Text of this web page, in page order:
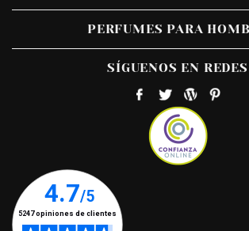
PERFUMES PARA
SÍGUENOS EN REDES